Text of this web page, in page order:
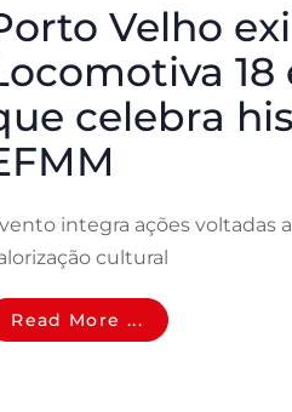
Velho
celebra
integra ações voltadas
cultural
Read More ...